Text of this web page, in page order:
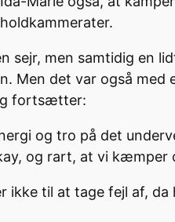
sejr, men samtidig en
Men det var også
fortsætter:
og tro på det
og rart, at vi kæmper
ikke til at tage fejl af,